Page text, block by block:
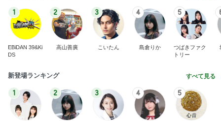
1
EBiDAN 39&Ki
DS
2
高山善廣
3
こいたん
4
島倉りか
5
つばきファク
トリー
新登場ランキング すべて見る
1 2 3 4 5